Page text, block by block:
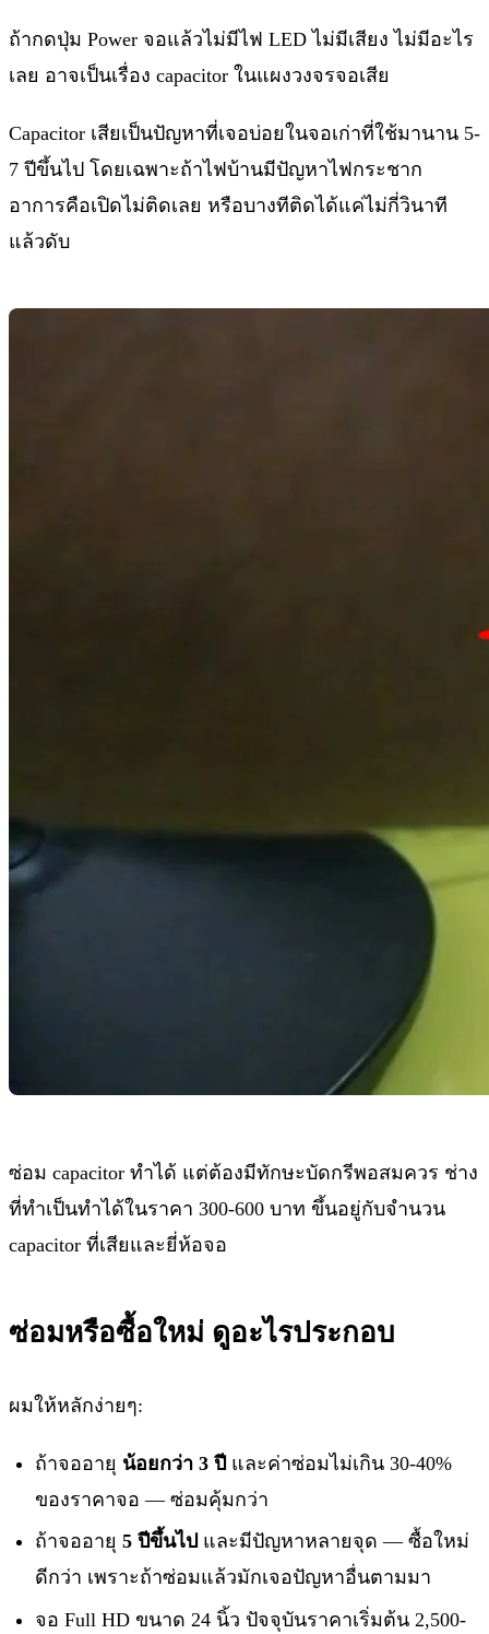
ถ้ากดปุ่ม Power จอแล้วไม่มีไฟ LED ไม่มีเสียง ไม่มีอะไร
เลย อาจเป็นเรื่อง capacitor ในแผงวงจรจอเสีย
Capacitor เสียเป็นปัญหาที่เจอบ่อยในจอเก่าที่ใช้มานาน 5-
7 ปีขึ้นไป โดยเฉพาะถ้าไฟบ้านมีปัญหาไฟกระชาก
อาการคือเปิดไม่ติดเลย หรือบางทีติดได้แค่ไม่กี่วินาที
แล้วดับ
ซ่อม capacitor ทำได้ แต่ต้องมีทักษะบัดกรีพอสมควร ช่าง
ที่ทำเป็นทำได้ในราคา 300-600 บาท ขึ้นอยู่กับจำนวน
capacitor ที่เสียและยี่ห้อจอ
ซ่อมหรือซื้อใหม่ ดูอะไรประกอบ
ผมให้หลักง่ายๆ:
ถ้าจออายุ น้อยกว่า 3 ปี และค่าซ่อมไม่เกิน 30-40%
ของราคาจอ — ซ่อมคุ้มกว่า
ถ้าจออายุ 5 ปีขึ้นไป และมีปัญหาหลายจุด — ซื้อใหม่
ดีกว่า เพราะถ้าซ่อมแล้วมักเจอปัญหาอื่นตามมา
จอ Full HD ขนาด 24 นิ้ว ปัจจุบันราคาเริ่มต้น 2,500-